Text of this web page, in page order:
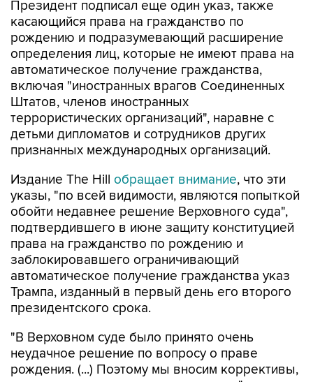
рождению и подразумевающий расширение
определения лиц, которые не имеют права на
автоматическое получение гражданства,
включая "иностранных врагов Соединенных
Штатов, членов иностранных
террористических организаций", наравне с
детьми дипломатов и сотрудников других
признанных международных организаций.
Издание The Hillобращает внимание, что эти
обойти недавнее решение Верховного суда",
подтвердившего в июне защиту конституцией
права на гражданство по рождению и
заблокировавшего ограничивающий
автоматическое получение гражданства указ
Трампа, изданный в первый день его второго
президентского срока.
"В Верховном суде было принято очень
рождения. (...) Поэтому мы вносим коррективы,
потому что это очень несправедливо", -
пояснил президент.